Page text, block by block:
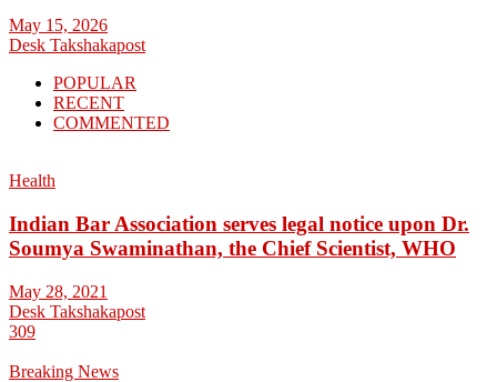
May 15, 2026
Desk Takshakapost
POPULAR
RECENT
COMMENTED
Health
Indian Bar Association serves legal notice upon Dr.
Soumya Swaminathan, the Chief Scientist, WHO
May 28, 2021
Desk Takshakapost
309
Breaking News